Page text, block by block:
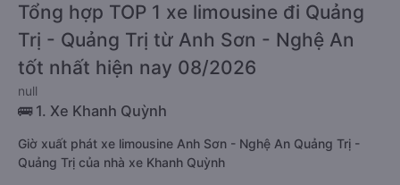
Tổng hợp TOP 1 xe limousine đi Quảng
Trị - Quảng Trị từ Anh Sơn - Nghệ An
tốt nhất hiện nay 08/2026
null
🚌 1. Xe Khanh Quỳnh
Giờ xuất phát xe limousine Anh Sơn - Nghệ An Quảng Trị -
Quảng Trị của nhà xe Khanh Quỳnh